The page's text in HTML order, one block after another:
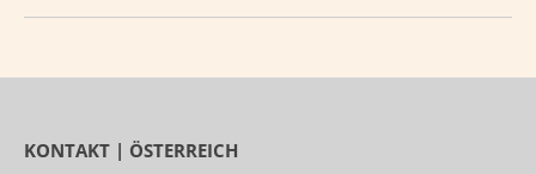
KONTAKT | ÖSTERREICH